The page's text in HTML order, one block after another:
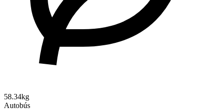
58.34kg
Autobús